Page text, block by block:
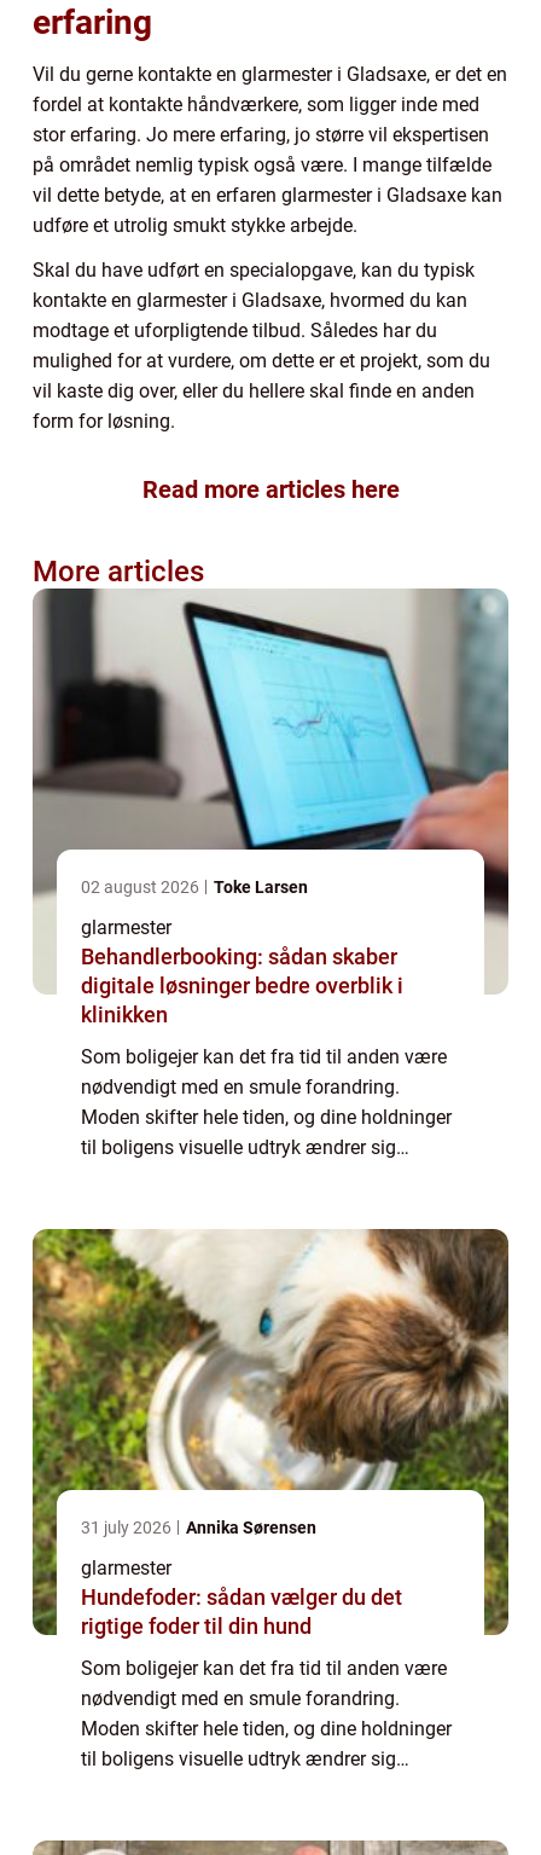
erfaring
Vil du gerne kontakte en glarmester i Gladsaxe, er det en
fordel at kontakte håndværkere, som ligger inde med
stor erfaring. Jo mere erfaring, jo større vil ekspertisen
på området nemlig typisk også være. I mange tilfælde
vil dette betyde, at en erfaren glarmester i Gladsaxe kan
udføre et utrolig smukt stykke arbejde.
Skal du have udført en specialopgave, kan du typisk
kontakte en glarmester i Gladsaxe, hvormed du kan
modtage et uforpligtende tilbud. Således har du
mulighed for at vurdere, om dette er et projekt, som du
vil kaste dig over, eller du hellere skal finde en anden
form for løsning.
Read more articles here
More articles
02 august 2026 Toke Larsen
glarmester
Behandlerbooking: sådan skaber
digitale løsninger bedre overblik i
klinikken
Som boligejer kan det fra tid til anden være
nødvendigt med en smule forandring.
Moden skifter hele tiden, og dine holdninger
til boligens visuelle udtryk ændrer sig
kont...
31 july 2026 Annika Sørensen
glarmester
Hundefoder: sådan vælger du det
rigtige foder til din hund
Som boligejer kan det fra tid til anden være
nødvendigt med en smule forandring.
Moden skifter hele tiden, og dine holdninger
til boligens visuelle udtryk ændrer sig
kont...